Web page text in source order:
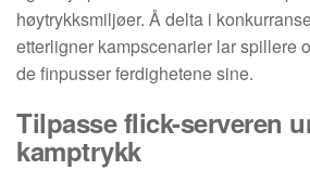
høytrykksmiljøer. Å delta i
etterligner kampscenarier lar spillere
de finpusser ferdighetene sine.
Tilpasse flick-serveren
kamptrykk